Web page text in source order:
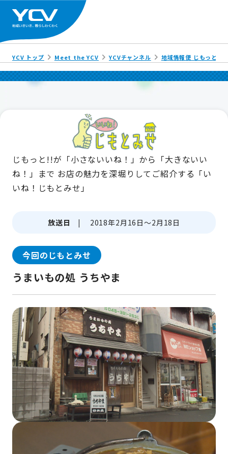
YCV トップ Meet the YCV YCVチャンネル 地域情報便 じもっと!!
じもっと!!が「小さないいね！」から「大きないい
ね！」まで お店の魅力を深堀りしてご紹介する「い
いね！じもとみせ」
放送日 | 2018年2月16日～2月18日
今回のじもとみせ
うまいもの処 うちやま